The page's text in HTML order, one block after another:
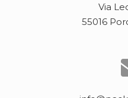
Via
55016